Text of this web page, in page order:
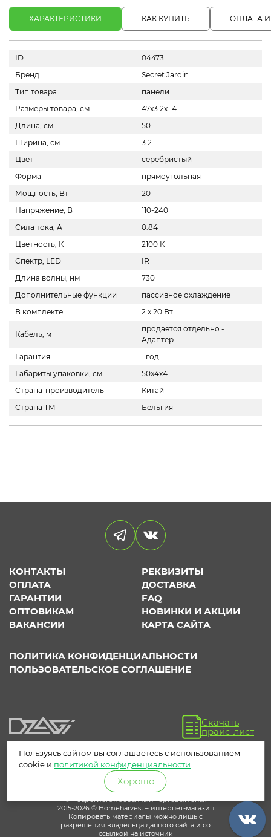
ХАРАКТЕРИСТИКИ КАК КУПИТЬ ОПЛАТА
ID
04473
Бренд
Secret Jardin
Тип товара
панели
Размеры товара, см
47х3.2х1.4
Длина, см
50
Ширина, см
3.2
Цвет
серебриcтый
Форма
прямоугольная
Мощность, Вт
20
Напряжение, В
110-240
Сила тока, А
0.84
Цветность, К
2100 К
Спектр, LED
IR
Длина волны, нм
730
Дополнительные функции
пассивное охлаждение
В комплекте
2 х 20 Вт
Кабель, м
продается отдельно -
Адаптер
Гарантия
1 год
Габариты упаковки, см
50x4x4
Страна-производитель
Китай
Страна ТМ
Бельгия
КОНТАКТЫ
РЕКВИЗИТЫ
ОПЛАТА
ДОСТАВКА
ГАРАНТИИ
FAQ
ОПТОВИКАМ
НОВИНКИ И АКЦИИ
ВАКАНСИИ
КАРТА САЙТА
ПОЛИТИКА КОНФИДЕНЦИАЛЬНОСТИ
ПОЛЬЗОВАТЕЛЬСКОЕ СОГЛАШЕНИЕ
Скачать
прайс-лист
® – зарегистрированный торговый знак
2015-2026 © Homeharvest – интернет-магазин
Копировать материалы можно лишь с
разрешения владельца данного сайта и со
ссылкой на источник
Пользуясь сайтом вы соглашаетесь с использованием
cookie и политикой конфиденциальности
Хорошо